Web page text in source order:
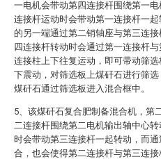
一电机会带动第四连接杆围绕第一
连接杆运动时会带动第一连接杆一
的另一端通过第二销轴座与第三连
四连接杆转动时会通过第一连接杆
连接柱上下往复运动，即可带动筛
下震动，对筛选板上煤矸石进行筛
煤矸石通过筛选板进入混合框中。
5、该煤矸石复合肥制备混合机，第
二连接杆围绕第二电机输出轴中心
时会带动第三连接杆一起转动，而
合，也会使得第二连接杆与第三连